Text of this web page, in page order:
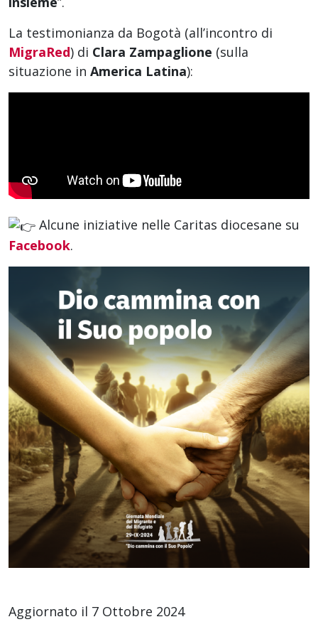
La testimonianza da Bogotà (all’incontro di
MigraRed) di Clara Zampaglione (sulla
situazione in America Latina):
Alcune iniziative nelle Caritas diocesane su
Facebook.
Aggiornato il 7 Ottobre 2024